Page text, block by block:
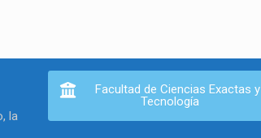
la
Facultad de Ciencias Exactas y
Tecnología